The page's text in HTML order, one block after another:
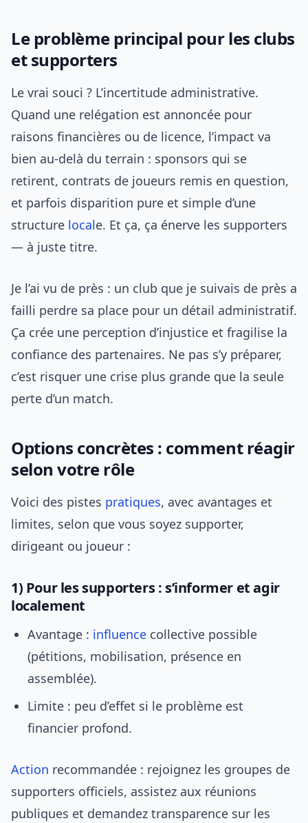
Le problème principal pour les clubs
et supporters
Le vrai souci ? L’incertitude administrative.
Quand une relégation est annoncée pour
raisons financières ou de licence, l’impact va
bien au-delà du terrain : sponsors qui se
retirent, contrats de joueurs remis en question,
et parfois disparition pure et simple d’une
structure locale. Et ça, ça énerve les supporters
— à juste titre.
Je l’ai vu de près : un club que je suivais de près a
failli perdre sa place pour un détail administratif.
Ça crée une perception d’injustice et fragilise la
confiance des partenaires. Ne pas s’y préparer,
c’est risquer une crise plus grande que la seule
perte d’un match.
Options concrètes : comment réagir
selon votre rôle
Voici des pistes pratiques, avec avantages et
limites, selon que vous soyez supporter,
dirigeant ou joueur :
1) Pour les supporters : s’informer et agir
localement
Avantage : influence collective possible
(pétitions, mobilisation, présence en
assemblée).
Limite : peu d’effet si le problème est
financier profond.
Action recommandée : rejoignez les groupes de
supporters officiels, assistez aux réunions
publiques et demandez transparence sur les